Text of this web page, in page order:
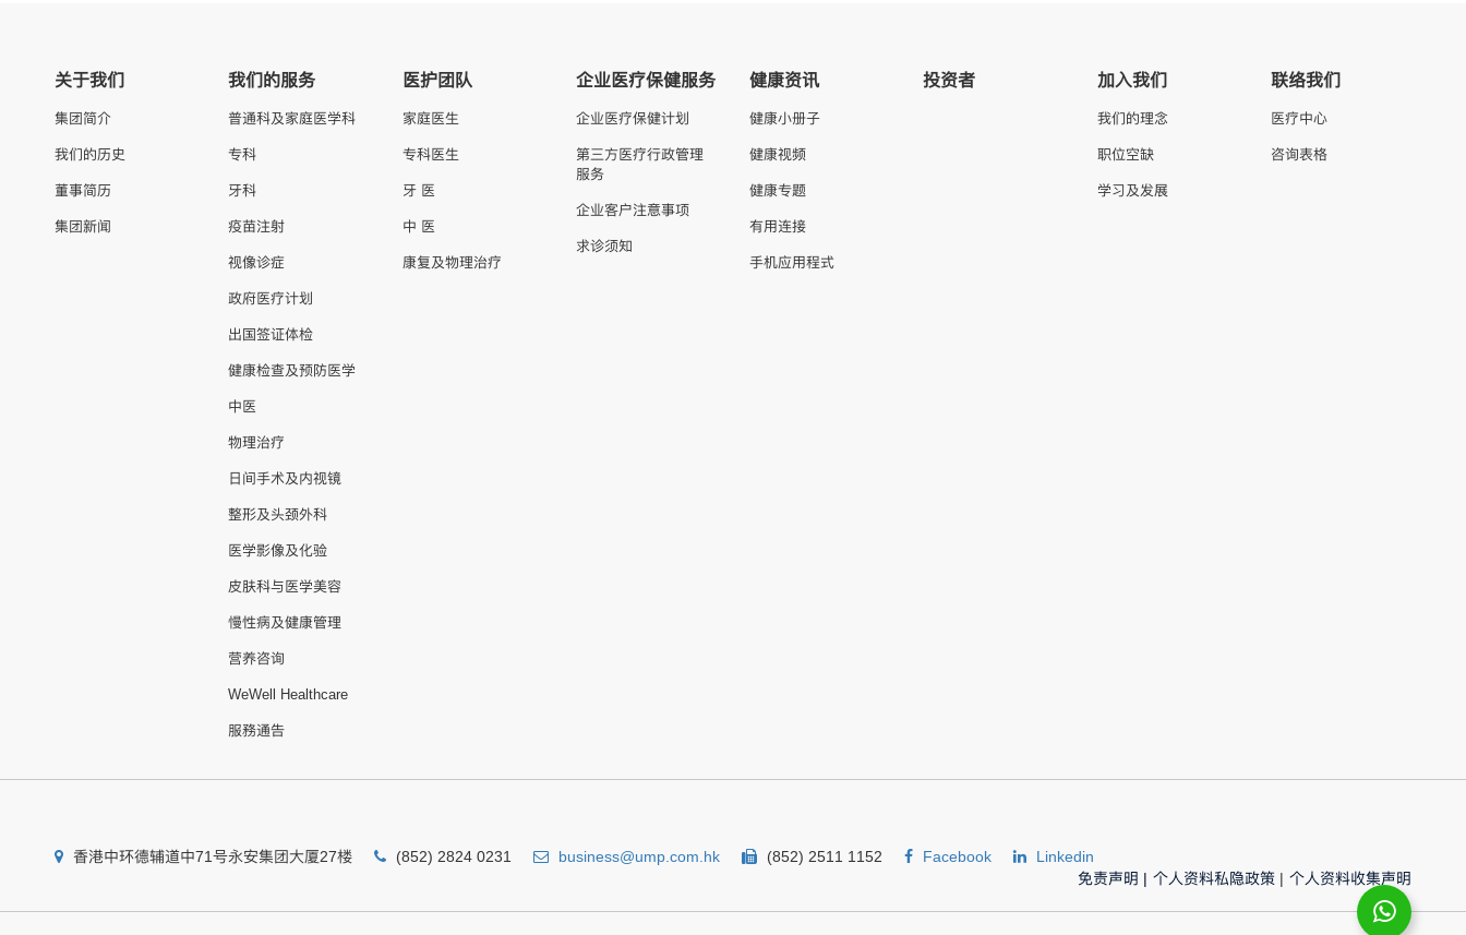
关于我们
集团简介
我们的历史
董事简历
集团新闻
我们的服务
普通科及家庭医学科
专科
牙科
疫苗注射
视像诊症
政府医疗计划
出国签证体检
健康检查及预防医学
中医
物理治疗
日间手术及内视镜
整形及头颈外科
医学影像及化验
皮肤科与医学美容
慢性病及健康管理
营养咨询
WeWell Healthcare
服務通告
医护团队
家庭医生
专科医生
牙 医
中 医
康复及物理治疗
企业医疗保健服务
企业医疗保健计划
第三方医疗行政管理
服务
企业客户注意事项
求诊须知
健康资讯
健康小册子
健康视频
健康专题
有用连接
手机应用程式
投资者 加入我们
我们的理念
职位空缺
学习及发展
联络我们
医疗中心
咨询表格
香港中环德辅道中71号永安集团大厦27楼 (852) 2824 0231 business@ump.com.hk (852) 2511 1152 Facebook
Linkedin
免责声明 | 个人资料私隐政策 | 个人资料收集声明